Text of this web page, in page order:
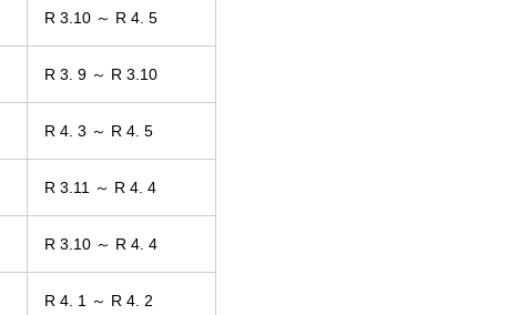
R 3.10 ～ R 4. 5
R 3. 9 ～ R 3.10
R 4. 3 ～ R 4. 5
R 3.11 ～ R 4. 4
R 3.10 ～ R 4. 4
R 4. 1 ～ R 4. 2